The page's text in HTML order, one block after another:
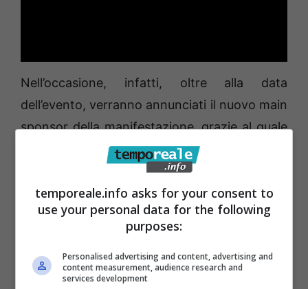
Nell’occasione, infatti, oltre alla data
dell’evento, verranno annunciati il nuovo main
sponsor della manifestazione, grazie al quale
sarà possibile un’organizzazione ancor più
accurata, e la location che la ospiterà,
collocata in uno dei luoghi più suggestivi della
Riviera di Ulisse. Le importanti novità, inoltre,
riguarderanno la nomina del Presidente del
Comitato d’onore, un ruolo introdotto
quest’anno e dedicato appositamente ad una
temporeale.info asks for your consent to
use your personal data for the following
purposes:
Personalised advertising and content, advertising and
content measurement, audience research and
services development